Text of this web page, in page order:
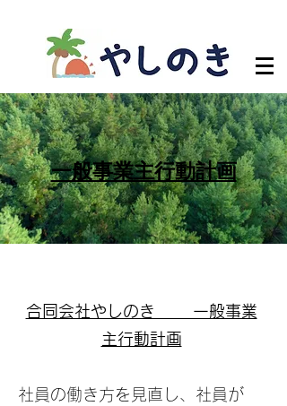
​一般事業主行動計画
合同会社やしのき 一般事業
主行動計画
社員の働き方を見直し、社員が